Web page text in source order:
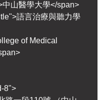
山醫學大學</span>
語言治療與聽力學
of Medical
8">